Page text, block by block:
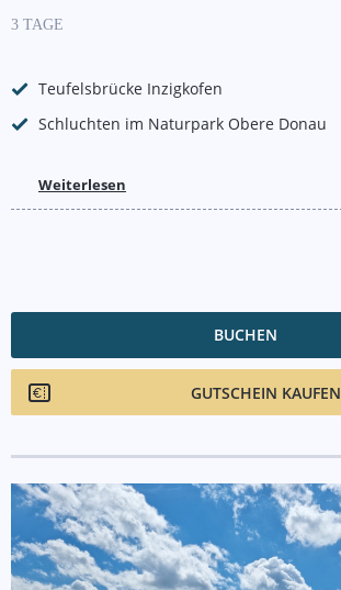
3 TAGE
Teufelsbrücke Inzigkofen
Schluchten im Naturpark Obere Donau
Weiterlesen
BUCHEN
GUTSCHEIN KAUFEN